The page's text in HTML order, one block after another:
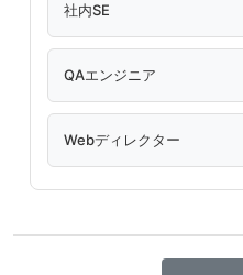
社内SE
QAエンジニア
Webディレクター